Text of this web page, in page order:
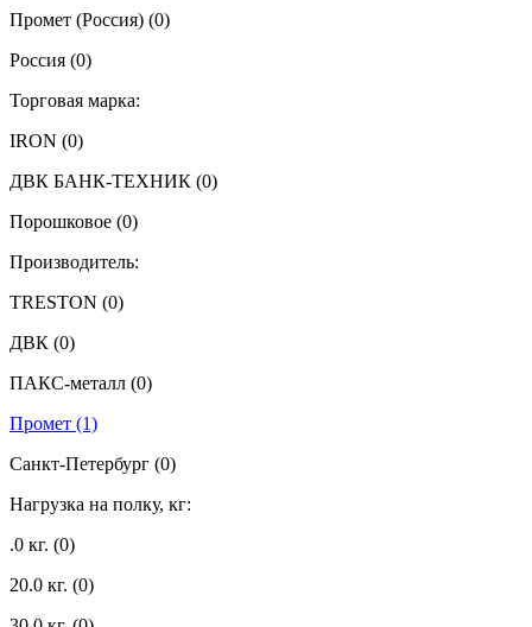
Промет (Россия) (0)
Россия (0)
Торговая марка:
IRON (0)
ДВК БАНК-ТЕХНИК (0)
Порошковое (0)
Производитель:
TRESTON (0)
ДВК (0)
ПАКС-металл (0)
Промет (1)
Санкт-Петербург (0)
Нагрузка на полку, кг:
.0 кг. (0)
20.0 кг. (0)